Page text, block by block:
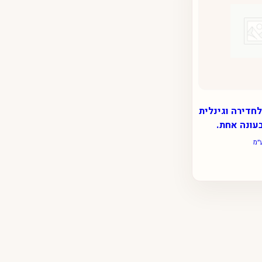
וגינלית
אחת.